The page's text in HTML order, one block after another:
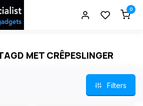
0
MET CRÊPESLINGER
Filters